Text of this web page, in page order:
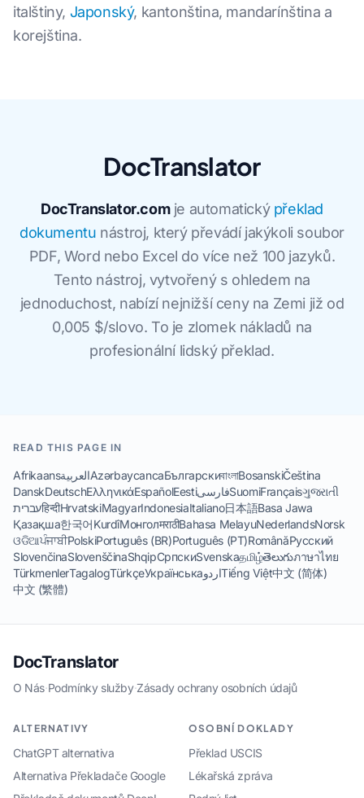
italštiny, Japonský, kantonština, mandarínština a
korejština.
DocTranslator
DocTranslator.comje automatický překlad
dokumentu nástroj, který převádí jakýkoli soubor
PDF, Word nebo Excel do více než 100 jazyků.
Tento nástroj, vytvořený s ohledem na
jednoduchost, nabízí nejnižší ceny na Zemi již od
0,005 $/slovo. To je zlomek nákladů na
profesionální lidský překlad.
READ THIS PAGE IN
AfrikaansالعربيةAzərbaycancaБългарскиবাংলাBosanskiČeština
DanskDeutschΕλληνικάEspañolEestiفارسیSuomiFrançaisગુજરાતી
עבריתहिन्दीHrvatskiMagyarIndonesiaItaliano日本語Basa Jawa
Қазақша한국어KurdîМонголमराठीBahasa MelayuNederlandsNorsk
ଓଡିଆਪੰਜਾਬੀPolskiPortuguês (BR)Português (PT)RomânăРусский
SlovenčinaSlovenščinaShqipСрпскиSvenskaதமிழ்తెలుగుภาษาไทย
TürkmenlerTagalogTürkçeУкраїнськаاردوTiếng Việt中文 (简体)
中文 (繁體)
DocTranslator
O Nás·Podmínky služby·Zásady ochrany osobních údajů
ALTERNATIVY
ChatGPT alternativa
Alternativa Překladače Google
OSOBNÍ DOKLADY
Překlad USCIS
Lékařská zpráva